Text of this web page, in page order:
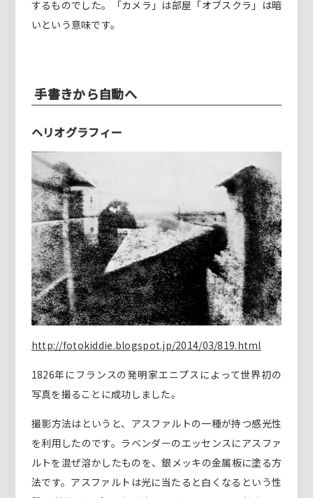
するものでした。「カメラ」は部屋「オブスクラ」は暗
いという意味です。
手書きから自動へ
ヘリオグラフィー
http://fotokiddie.blogspot.jp/2014/03/819.html
1826年にフランスの発明家エニプスによって世界初の
写真を撮ることに成功しました。
撮影方法はというと、アスファルトの一種が持つ感光性
を利用したのです。ラベンダーのエッセンスにアスファ
ルトを混ぜ溶かしたものを、銀メッキの金属板に塗る方
法です。アスファルトは光に当たると白くなるという性